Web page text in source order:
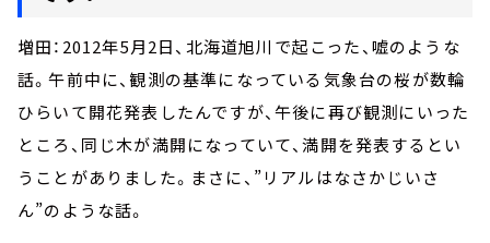
増田： 2012年5月2日、北海道旭川で起こった、嘘のような
話。午前中に、観測の基準になっている気象台の桜が数輪
ひらいて開花発表したんですが、午後に再び観測にいった
ところ、同じ木が満開になっていて、満開を発表するとい
うことがありました。まさに、”リアルはなさかじいさ
ん”のような話。